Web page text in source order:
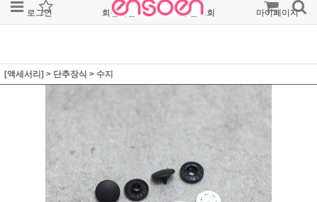
로그인 회원가입 주문조회 마이페이지
[액세서리] > 단추장식 > 수지